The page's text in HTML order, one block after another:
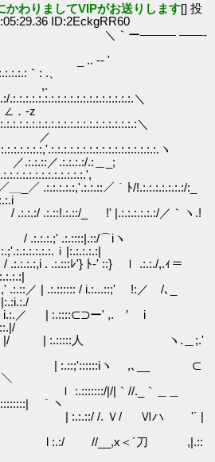
かわりましてVIPがお送りします[] 投
ID:2EckgRR60
――― ――‐
-‐ '
｀: .、
.:.:.:.:.:.:.:.:.:.:.:.:.:.:.:.:.:.:.:.＼
z
＼
ヽ
.:＿_;
／｀ﾄ/!.:.:.:.:.:.:.:/:_
_ !' |.:.:.:.:.:.:/／｀ヽ.!
⌒iヽ
ｉ|:.:.:.:.:|
ﾚ'} ﾄ-' ::} ｌ .:.:./,.ｨ＝
/ i.:...::;' !:／ /､_
ー' ,. ′ i
人 ヽ.＿;.'
ヽ ,､__ ⊂
|｀//._｀＿＿
｀ヽ
. Ｖ/ Ⅵハ '´ |
＜´刀 ,|.::